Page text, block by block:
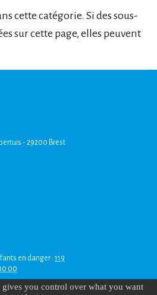
cette catégorie. Si des sous-
sur cette page, elles peuvent
- 29200 Brest
en danger : 119
00
gives you control over what you want